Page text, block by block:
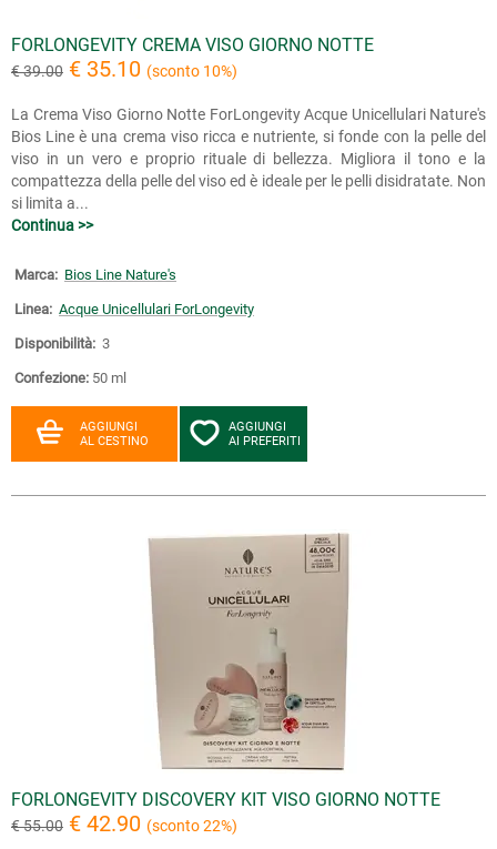
FORLONGEVITY CREMA VISO GIORNO NOTTE
€ 39.00 € 35.10 (sconto 10%)
La Crema Viso Giorno Notte ForLongevity Acque Unicellulari Nature's
Bios Line è una crema viso ricca e nutriente, si fonde con la pelle del
viso in un vero e proprio rituale di bellezza. Migliora il tono e la
compattezza della pelle del viso ed è ideale per le pelli disidratate. Non
si limita a...
Continua >>
Marca: Bios Line Nature's
Linea: Acque Unicellulari ForLongevity
Disponibilità: 3
Confezione: 50 ml
AGGIUNGI
AL CESTINO
AGGIUNGI
AI PREFERITI
FORLONGEVITY DISCOVERY KIT VISO GIORNO NOTTE
€ 55.00 € 42.90 (sconto 22%)